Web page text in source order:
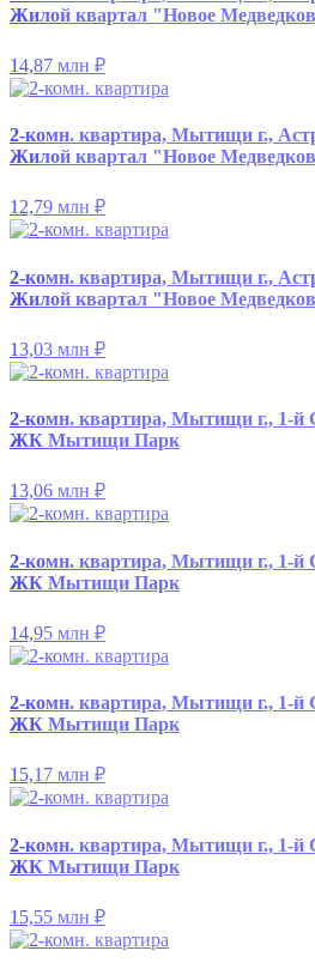
Жилой квартал "Новое
14,87 млн ₽
2-комн. квартира, Мытищи г.,
Жилой квартал "Новое
12,79 млн ₽
2-комн. квартира, Мытищи г.,
Жилой квартал "Новое
13,03 млн ₽
2-комн. квартира, Мытищи г., 1-й
ЖК Мытищи Парк
13,06 млн ₽
2-комн. квартира, Мытищи г., 1-й
ЖК Мытищи Парк
14,95 млн ₽
2-комн. квартира, Мытищи г., 1-й
ЖК Мытищи Парк
15,17 млн ₽
2-комн. квартира, Мытищи г., 1-й
ЖК Мытищи Парк
15,55 млн ₽